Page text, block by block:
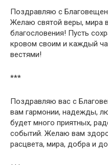
Поздравляю с
Желаю святой веры, мира
благословения! Пусть
кровом своим и каждый
вестями!
***
Поздравляю вас с
вам гармонии, надежды,
будет много приятных,
событий. Желаю вам
расцвета, мира, добра и